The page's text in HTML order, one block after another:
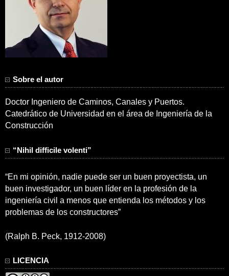
Sobre el autor
Doctor Ingeniero de Caminos, Canales y Puertos.
Catedrático de Universidad en el área de Ingeniería de la
Construcción
“Nihil difficile volenti”
“En mi opinión, nadie puede ser un buen proyectista, un
buen investigador, un buen líder en la profesión de la
ingeniería civil a menos que entienda los métodos y los
problemas de los constructores”
(Ralph B. Peck, 1912-2008)
LICENCIA